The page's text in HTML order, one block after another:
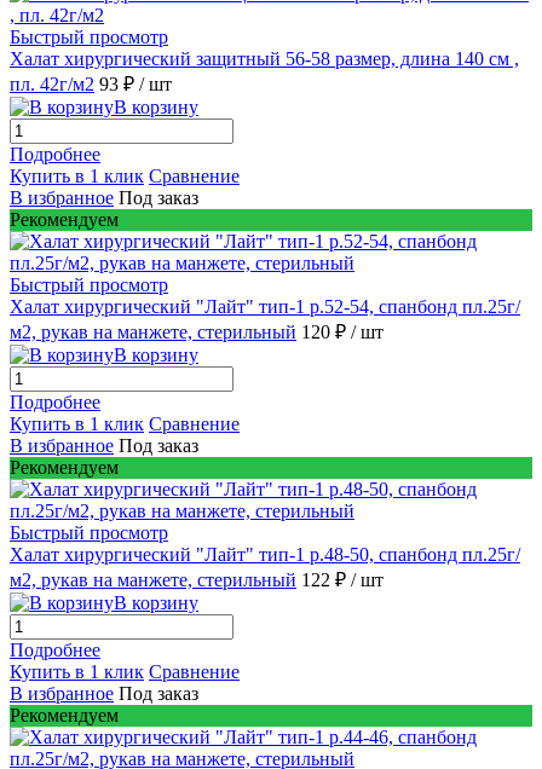
Быстрый просмотр
Халат хирургический защитный 56-58 размер, длина 140 см ,
пл. 42г/м2 93 ₽ / шт
В корзину
Подробнее
Купить в 1 клик Сравнение
В избранное Под заказ
Рекомендуем
Быстрый просмотр
Халат хирургический "Лайт" тип-1 р.52-54, спанбонд пл.25г/
м2, рукав на манжете, стерильный 120 ₽ / шт
В корзину
Подробнее
Купить в 1 клик Сравнение
В избранное Под заказ
Рекомендуем
Быстрый просмотр
Халат хирургический "Лайт" тип-1 р.48-50, спанбонд пл.25г/
м2, рукав на манжете, стерильный 122 ₽ / шт
В корзину
Подробнее
Купить в 1 клик Сравнение
В избранное Под заказ
Рекомендуем